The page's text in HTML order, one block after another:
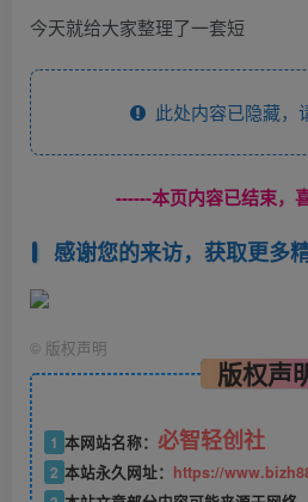
今天就给大家整理了一套短
此处内容已隐藏，
------本页内容已结束，
感谢您的来访，获取更多
© 版权声明
版权声
1 本网站名称： 必智轻创社
2 本站永久网址： https://